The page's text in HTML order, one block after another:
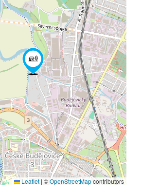
Leaflet | ©OpenStreetMapcontributors